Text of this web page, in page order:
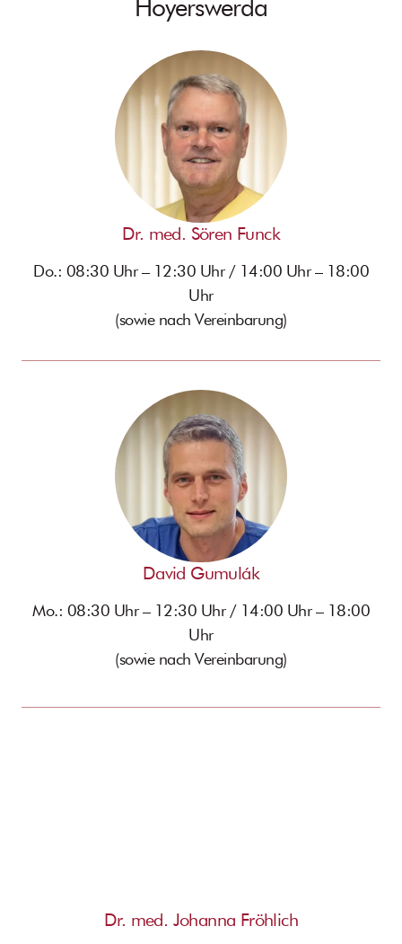
Hoyerswerda
Dr. med. Sören Funck
Do.: 08:30 Uhr – 12:30 Uhr / 14:00 Uhr – 18:00
Uhr
(sowie nach Vereinbarung)
David Gumulák
Mo.: 08:30 Uhr – 12:30 Uhr / 14:00 Uhr – 18:00
Uhr
(sowie nach Vereinbarung)
Dr. med. Johanna Fröhlich